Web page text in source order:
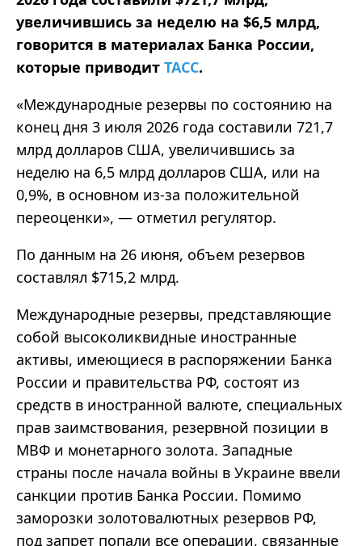
увеличившись за неделю на $6,5 млрд,
говорится в материалах Банка России,
которые приводит ТАСС.
«Международные резервы по состоянию на
конец дня 3 июля 2026 года составили 721,7
млрд долларов США, увеличившись за
неделю на 6,5 млрд долларов США, или на
0,9%, в основном из-за положительной
переоценки», — отметил регулятор.
По данным на 26 июня, объем резервов
составлял $715,2 млрд.
Международные резервы, представляющие
собой высоколиквидные иностранные
активы, имеющиеся в распоряжении Банка
России и правительства РФ, состоят из
средств в иностранной валюте, специальных
прав заимствования, резервной позиции в
МВФ и монетарного золота. Западные
страны после начала войны в Украине ввели
санкции против Банка России. Помимо
заморозки золотовалютных резервов РФ,
под запрет попали все операции, связанные